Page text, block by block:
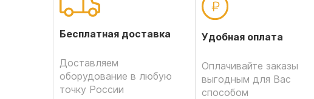
Бесплатная доставка
Доставляем
оборудование в любую
точку России
Удобная оплата
Оплачивайте заказы
выгодным для Вас
способом